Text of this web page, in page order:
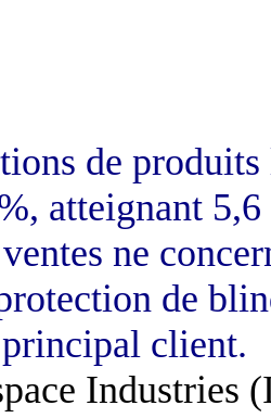
de
atteignant
ne
de
client.
Industries